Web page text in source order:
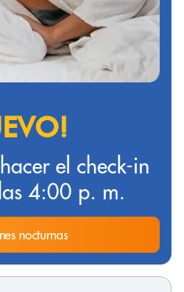
el check-in
4:00 p. m.
nocturnas